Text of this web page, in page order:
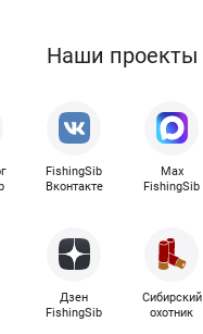
Наши проекты
FishingSib
Вконтакте
Max
FishingSib
Дзен
FishingSib
Сибирский
охотник